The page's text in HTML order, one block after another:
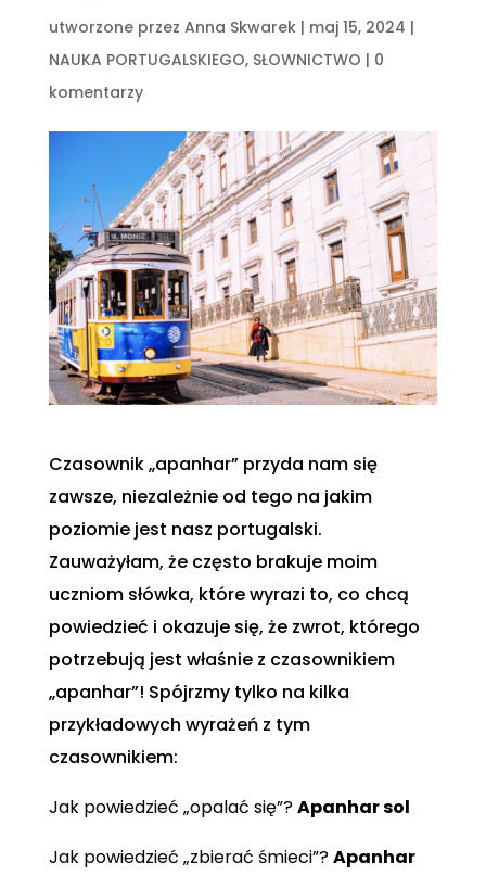
utworzone przez Anna Skwarek| maj 15, 2024 |
NAUKA PORTUGALSKIEGO, SŁOWNICTWO | 0
komentarzy
Czasownik „apanhar” przyda nam się
zawsze, niezależnie od tego na jakim
poziomie jest nasz portugalski.
Zauważyłam, że często brakuje moim
uczniom słówka, które wyrazi to, co chcą
powiedzieć i okazuje się, że zwrot, którego
potrzebują jest właśnie z czasownikiem
„apanhar”! Spójrzmy tylko na kilka
przykładowych wyrażeń z tym
czasownikiem:
Jak powiedzieć „opalać się”?Apanhar sol
Jak powiedzieć „zbierać śmieci”?Apanhar